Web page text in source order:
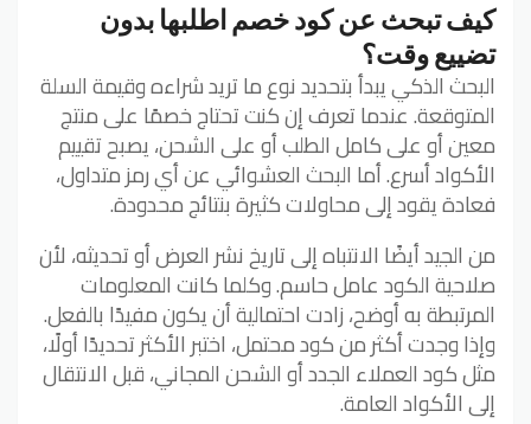
كيف تبحث عن كود خصم اطلبها بدون
تضييع وقت؟
البحث الذكي يبدأ بتحديد نوع ما تريد شراءه وقيمة السلة
المتوقعة. عندما تعرف إن كنت تحتاج خصمًا على منتج
معين أو على كامل الطلب أو على الشحن، يصبح تقييم
الأكواد أسرع. أما البحث العشوائي عن أي رمز متداول،
فعادة يقود إلى محاولات كثيرة بنتائج محدودة.
من الجيد أيضًا الانتباه إلى تاريخ نشر العرض أو تحديثه، لأن
صلاحية الكود عامل حاسم. وكلما كانت المعلومات
المرتبطة به أوضح، زادت احتمالية أن يكون مفيدًا بالفعل.
وإذا وجدت أكثر من كود محتمل، اختبر الأكثر تحديدًا أولًا،
مثل كود العملاء الجدد أو الشحن المجاني، قبل الانتقال
إلى الأكواد العامة.